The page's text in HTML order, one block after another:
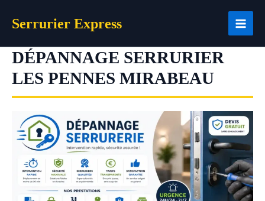
Serrurier Express
DÉPANNAGE SERRURIER
LES PENNES MIRABEAU